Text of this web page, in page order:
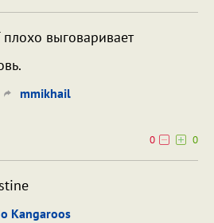
плохо выговаривает
mmikhail
0
0
Kangaroos